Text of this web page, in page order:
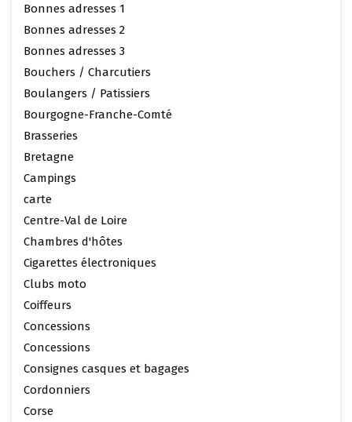
Bonnes adresses 1
Bonnes adresses 2
Bonnes adresses 3
Bouchers / Charcutiers
Boulangers / Patissiers
Bourgogne-Franche-Comté
Brasseries
Bretagne
Campings
carte
Centre-Val de Loire
Chambres d'hôtes
Cigarettes électroniques
Clubs moto
Coiffeurs
Concessions
Concessions
Consignes casques et bagages
Cordonniers
Corse